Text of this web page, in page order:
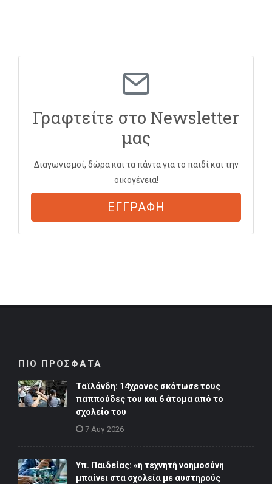
Γραφτείτε στο Newsletter
μας
Διαγωνισμοί, δώρα και τα πάντα για το παιδί και την
οικογένεια!
ΕΓΓΡΑΦΗ
ΠΙΟ ΠΡΟΣΦΑΤΑ
Ταϊλάνδη: 14χρονος σκότωσε τους
παππούδες του και 6 άτομα από το
σχολείο του
7 Αυγ 2026
Υπ. Παιδείας: «η τεχνητή νοημοσύνη
μπαίνει στα σχολεία με αυστηρούς